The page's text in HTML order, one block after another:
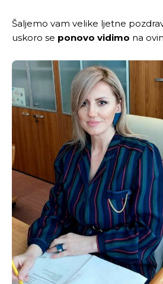
Šaljemo vam velike ljetne
uskoro se ponovo vidimo na